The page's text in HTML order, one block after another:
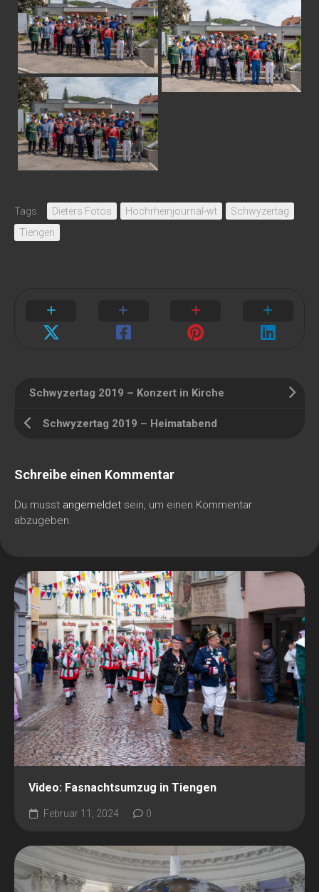
Tags: Dieters Fotos Hochrheinjournal-wt
Schwyzertag
Tiengen
Schwyzertag 2019 – Konzert in Kirche
Schwyzertag 2019 – Heimatabend
Schreibe einen Kommentar
Du musst angemeldet sein, um einen Kommentar
abzugeben.
Video: Fasnachtsumzug in Tiengen
Februar 11, 2024 0